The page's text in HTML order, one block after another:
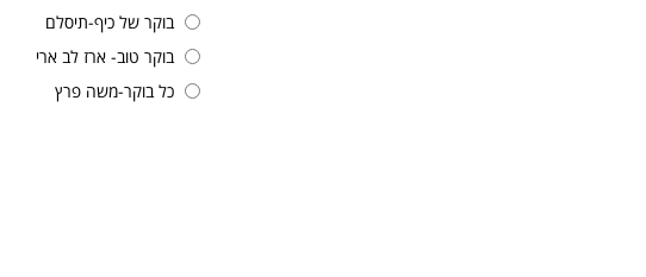
בוקר של כיף-תיסלם
בוקר טוב- ארז לב ארי
כל בוקר-משה פרץ